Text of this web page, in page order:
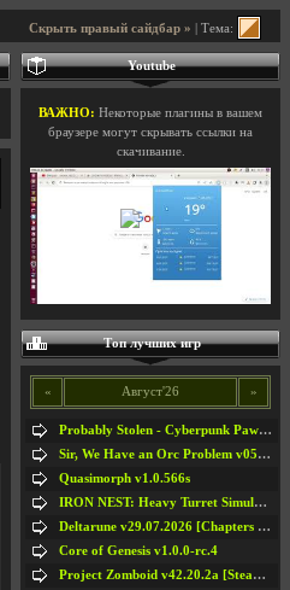
Скрыть правый сайдбар » | Тема:
Youtube
ВАЖНО: Некоторые плагины в вашем
браузере могут скрывать ссылки на
скачивание.
Топ лучших игр
« Август'26 »
Probably Stolen - Cyberpunk Pawnshop Simulator v048c [Playtest]
Sir, We Have an Orc Problem v05.08.2026
Quasimorph v1.0.566s
IRON NEST: Heavy Turret Simulator v1.0a
Deltarune v29.07.2026 [Chapters 1-5] / + RUS [Chapters 1-5]
Core of Genesis v1.0.0-rc.4
Project Zomboid v42.20.2a [Steam Early Access]